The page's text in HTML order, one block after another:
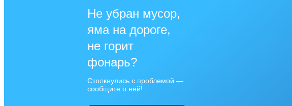
Не убран мусор,
яма на дороге,
не горит
фонарь?
Столкнулись с проблемой —
сообщите о ней!